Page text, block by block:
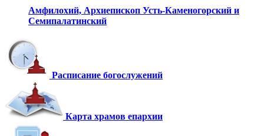
Амфилохий, Архиепископ Усть-Каменогорский и
Семипалатинский
Расписание богослужений
Карта храмов епархии